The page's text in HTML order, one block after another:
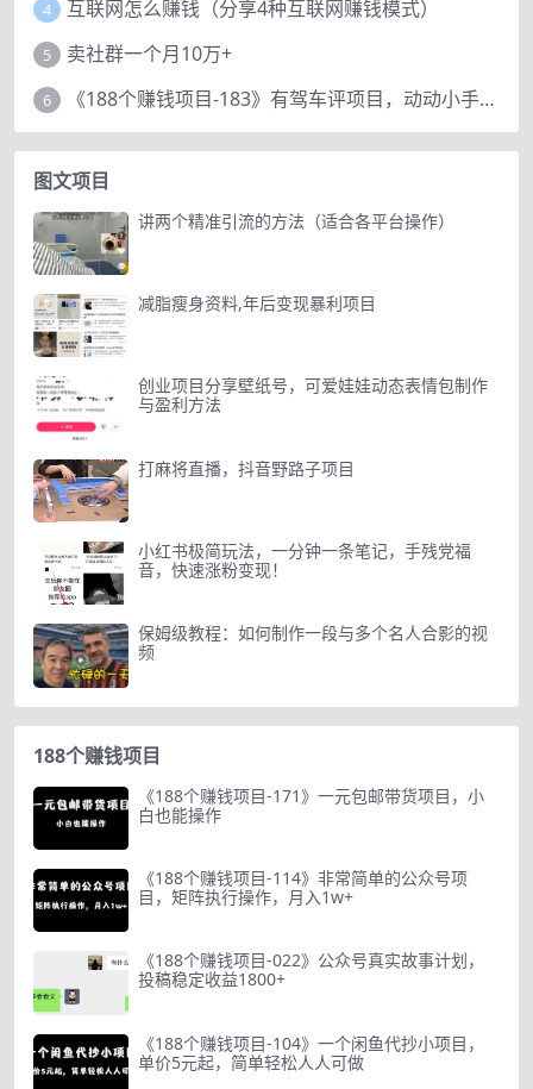
4 互联网怎么赚钱（分享4种互联网赚钱模式）
5 卖社群一个月10万+
6 《188个赚钱项目-183》有驾车评项目，动动小手，复制粘贴赚44元！
图文项目
讲两个精准引流的方法（适合各平台操作）
减脂瘦身资料,年后变现暴利项目
创业项目分享壁纸号，可爱娃娃动态表情包制作
与盈利方法
打麻将直播，抖音野路子项目
小红书极简玩法，一分钟一条笔记，手残党福
音，快速涨粉变现！
保姆级教程：如何制作一段与多个名人合影的视
频
188个赚钱项目
《188个赚钱项目-171》一元包邮带货项目，小
白也能操作
《188个赚钱项目-114》非常简单的公众号项
目，矩阵执行操作，月入1w+
《188个赚钱项目-022》公众号真实故事计划，
投稿稳定收益1800+
《188个赚钱项目-104》一个闲鱼代抄小项目，
单价5元起，简单轻松人人可做